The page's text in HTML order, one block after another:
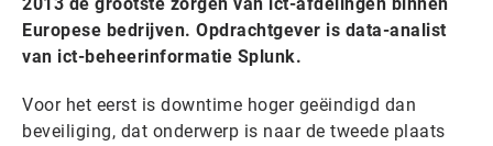
Europese bedrijven. Opdrachtgever is data-analist
van ict-beheerinformatie Splunk.
Voor het eerst is downtime hoger geëindigd dan
beveiliging, dat onderwerp is naar de tweede plaats